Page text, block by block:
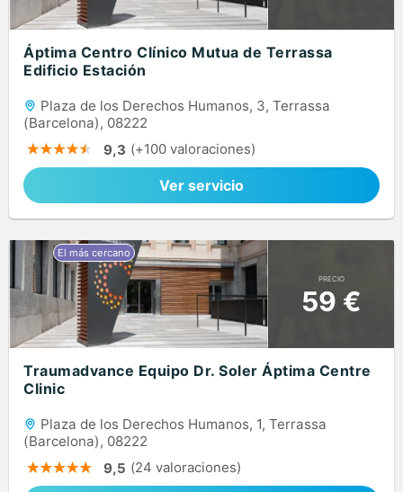
Áptima Centro Clínico Mutua de Terrassa
Edificio Estación
Plaza de los Derechos Humanos, 3, Terrassa
(Barcelona), 08222
9,3 (+100 valoraciones)
Ver servicio
PRECIO
59 €
Traumadvance Equipo Dr. Soler Áptima Centre
Clinic
Plaza de los Derechos Humanos, 1, Terrassa
(Barcelona), 08222
9,5 (24 valoraciones)